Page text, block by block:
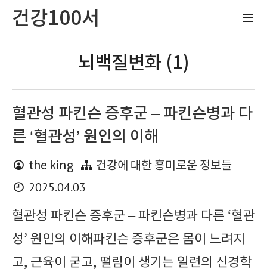
건강100서
뇌백질변화 (1)
혈관성 파킨슨 증후군 – 파킨슨병과 다
른 ‘혈관성’ 원인의 이해
the king 건강에 대한 흥미로운 정보들
2025.04.03
혈관성 파킨슨 증후군 – 파킨슨병과 다른 ‘혈관
성’ 원인의 이해파킨슨 증후군은 몸이 느려지
고, 근육이 굳고, 떨림이 생기는 일련의 신경학